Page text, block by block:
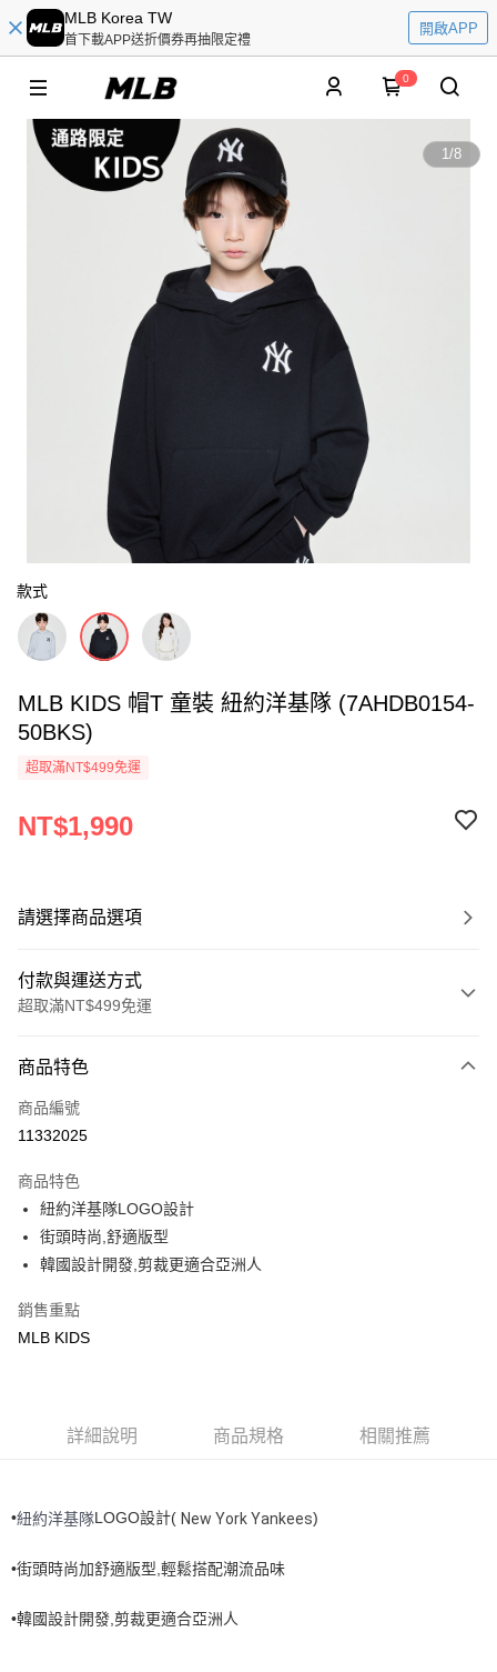
MLB Korea TW
首下載APP送折價券再抽限定禮
開啟APP
0
1/8
款式
MLB KIDS 帽T 童裝 紐約洋基隊 (7AHDB0154-
50BKS)
超取滿NT$499免運
NT$1,990
請選擇商品選項
付款與運送方式
超取滿NT$499免運
信用卡一次付款
超商取貨付款
Apple Pay
街口支付
運送方式
全家取貨<不支援離島取退>
7-11取貨付款<未取貨列黑名單/不支援離島取退>
每筆NT$60，滿NT$499(含以上)免運費
商品特色
商品編號
11332025
商品特色
紐約洋基隊LOGO設計
街頭時尚,舒適版型
韓國設計開發,剪裁更適合亞洲人
銷售重點
MLB KIDS
詳細說明 商品規格 相關推薦
•紐約洋基隊LOGO設計( New York Yankees)
•街頭時尚加舒適版型,輕鬆搭配潮流品味
•韓國設計開發,剪裁更適合亞洲人